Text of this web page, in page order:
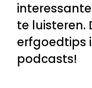
te luisteren.
erfgoedtips
podcasts!